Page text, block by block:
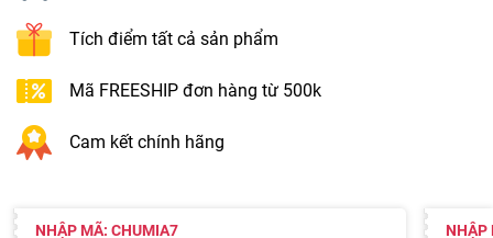
Tích điểm tất cả sản phẩm
Mã FREESHIP đơn hàng từ 500k
Cam kết chính hãng
NHẬP MÃ: CHUMIA7 NHẬP